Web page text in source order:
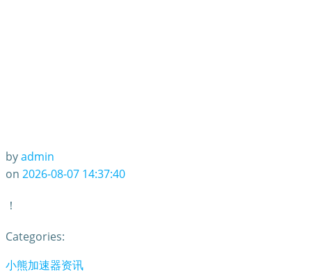
byadmin
on 2026-08-07 14:37:40
！
Categories:
小熊加速器资讯